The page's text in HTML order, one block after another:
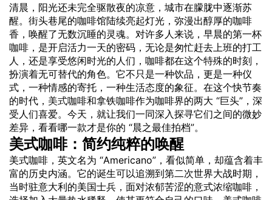
清晨，阳光还未完全驱散夜的凉意，城市在朦胧中逐渐苏
醒。街头巷尾的咖啡馆陆续亮起灯光，弥漫出醇厚的咖啡
香，唤醒了无数沉睡的灵魂。对许多人来说，早晨的第一杯
咖啡，是开启活力一天的密码，无论是匆忙赶去上班的打工
人，还是享受悠闲时光的人们，咖啡都在这个特殊的时刻，
扮演着无可替代的角色。它不只是一种饮品，更是一种仪
式，一种情感的寄托，一种生活态度的象征。在这个快节奏
的时代， 美式咖啡和拿铁咖啡作为咖啡界的两大 “巨头”，深
受人们喜爱。今天，就让我们一同深入探寻它们之间的微妙
差异，看看哪一款才是你的 “晨之最佳拍档”。
美式咖啡：简约纯粹的唤醒
美式咖啡，英文名为 “Americano”，看似简单，却蕴含着丰
富的历史内涵。它的诞生可以追溯到第二次世界大战时期，
当时驻意大利的美国士兵，面对浓郁苦涩的意式浓缩咖啡，